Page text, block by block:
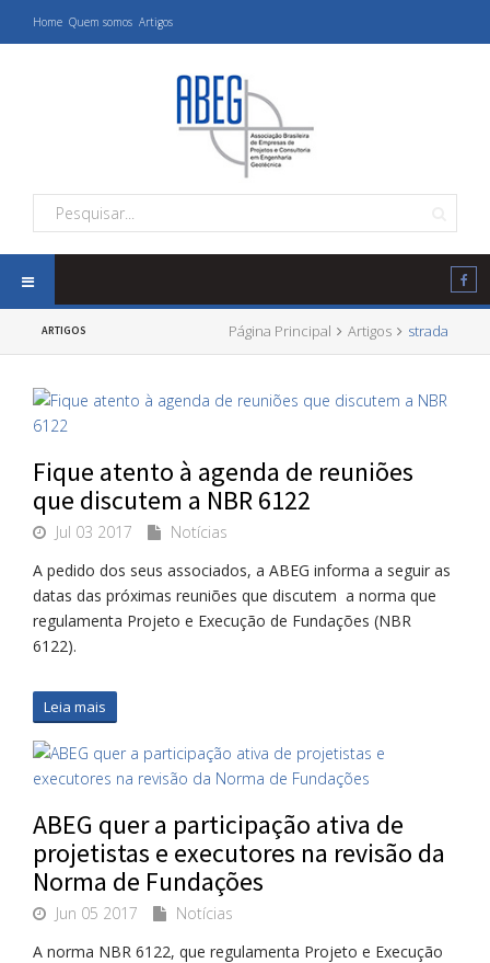
Home Quem somos Artigos
ARTIGOS Página Principal Artigos strada
Fique atento à agenda de reuniões
que discutem a NBR 6122
Jul 03 2017
Notícias
A pedido dos seus associados, a ABEG informa a seguir as
datas das próximas reuniões que discutem a norma que
regulamenta Projeto e Execução de Fundações (NBR
6122).
Leia mais
​ABEG quer a participação ativa de
projetistas e executores na revisão da
Norma de Fundações
Jun 05 2017
Notícias
A norma NBR 6122, que regulamenta Projeto e Execução